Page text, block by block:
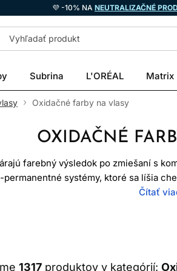
💜 -10% NA NEUTRALIZAČNÉ
Subrina L'ORÉAL Matrix
Oxidačné farby na vlasy
OXIDAČNÉ
farebný výsledok po zmiešaní s
systémy, ktoré sa líšia
mierou krytia šedivých vlasov.
gélu s určeným oxidantom začne
Čítať
1317 produktov v kategórií: